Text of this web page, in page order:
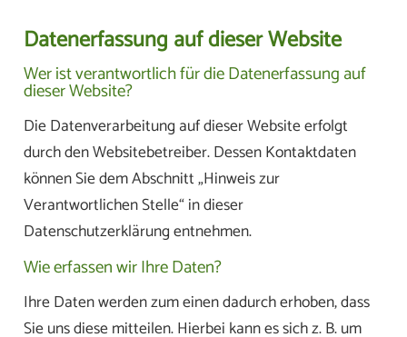
Datenerfassung auf dieser Website
Wer ist verantwortlich für die Datenerfassung auf
dieser Website?
Die Datenverarbeitung auf dieser Website erfolgt
durch den Websitebetreiber. Dessen Kontaktdaten
können Sie dem Abschnitt „Hinweis zur
Verantwortlichen Stelle“ in dieser
Datenschutzerklärung entnehmen.
Wie erfassen wir Ihre Daten?
Ihre Daten werden zum einen dadurch erhoben, dass
Sie uns diese mitteilen. Hierbei kann es sich z. B. um